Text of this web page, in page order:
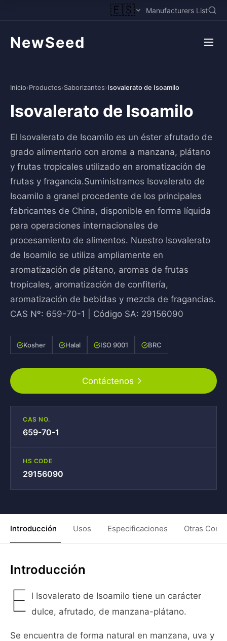
🇪🇸 Manufacturers List
NewSeed
Inicio›Productos›Saborizantes›Isovalerato de Isoamilo
Isovalerato de Isoamilo
El Isovalerato de Isoamilo es un éster afrutado de
grado alimentario con aroma a manzana, plátano
y frutas tropicales utilizado en aromatización de
frutas y fragancia.Suministramos Isovalerato de
Isoamilo a granel procedente de los principales
fabricantes de China, disponible en forma líquida
para operaciones internacionales de
procesamiento de alimentos. Nuestro Isovalerato
de Isoamilo se utiliza ampliamente en
aromatización de plátano, aromas de frutas
tropicales, aromatización de confitería,
aromatización de bebidas y mezcla de fragancias.
CAS Nº: 659-70-1 | Código SA: 29156090
Kosher Halal ISO 9001 BRC
Contáctenos
CAS NO.
659-70-1
HS CODE
29156090
Introducción Usos Especificaciones Otras
Introducción
E l Isovalerato de Isoamilo tiene un carácter
dulce, afrutado, de manzana-plátano.
Se encuentra de forma natural en manzana, uva y